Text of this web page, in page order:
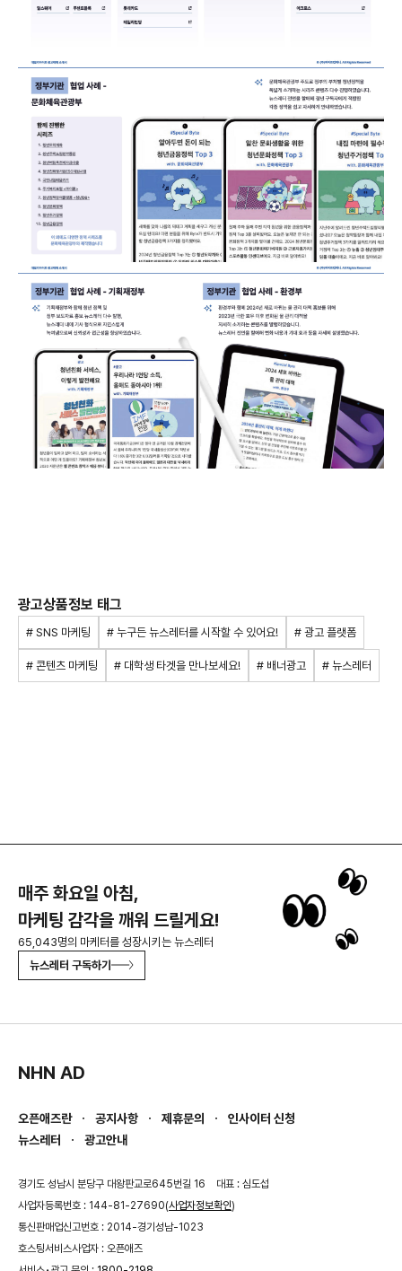
광고상품정보 태그
# SNS 마케팅 # 누구든 뉴스레터를 시작할 수 있어요! # 광고 플랫폼
# 콘텐츠 마케팅 # 대학생 타겟을 만나보세요! # 배너광고 # 뉴스레터
매주 화요일 아침,
마케팅 감각을 깨워 드릴게요!
65,043명의 마케터를 성장시키는 뉴스레터
뉴스레터 구독하기
NHN AD
오픈애즈란 공지사항 제휴문의
인사이터 신청
뉴스레터
광고안내
경기도 성남시 분당구 대왕판교로645번길 16
대표 : 심도섭
사업자등록번호 : 144-81-27690(사업자정보확인)
통신판매업신고번호 : 2014-경기성남-1023
호스팅서비스사업자 : 오픈애즈